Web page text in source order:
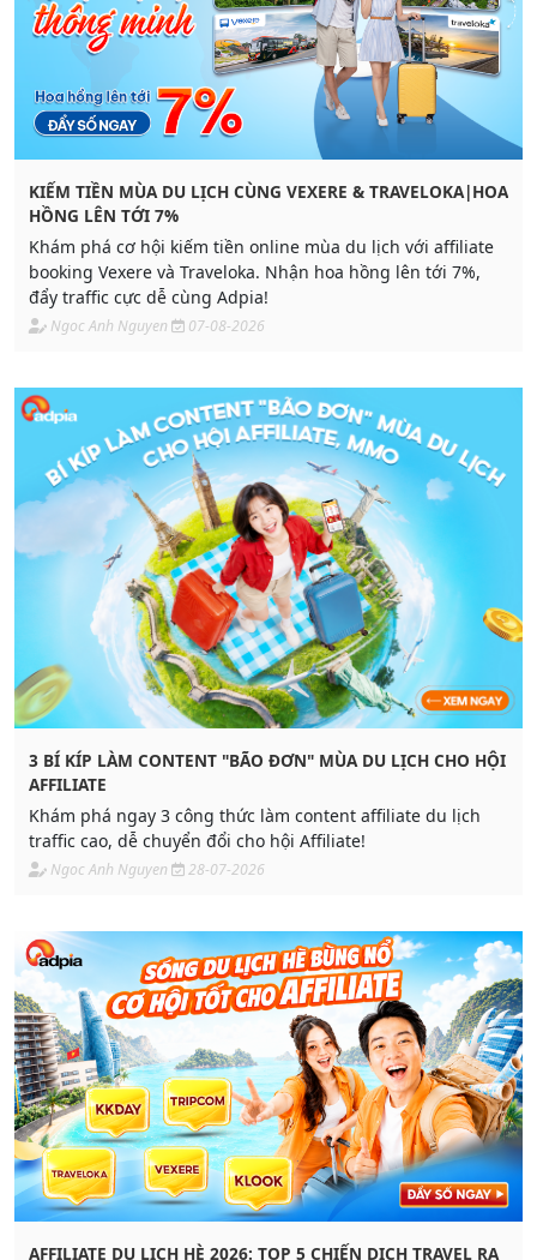
KIẾM TIỀN MÙA DU LỊCH CÙNG VEXERE & TRAVELOKA|HOA
HỒNG LÊN TỚI 7%
Khám phá cơ hội kiếm tiền online mùa du lịch với affiliate
booking Vexere và Traveloka. Nhận hoa hồng lên tới 7%,
đẩy traffic cực dễ cùng Adpia!
Ngoc Anh Nguyen 07-08-2026
3 BÍ KÍP LÀM CONTENT "BÃO ĐƠN" MÙA DU LỊCH CHO HỘI
AFFILIATE
Khám phá ngay 3 công thức làm content affiliate du lịch
traffic cao, dễ chuyển đổi cho hội Affiliate!
Ngoc Anh Nguyen 28-07-2026
AFFILIATE DU LỊCH HÈ 2026: TOP 5 CHIẾN DỊCH TRAVEL RA